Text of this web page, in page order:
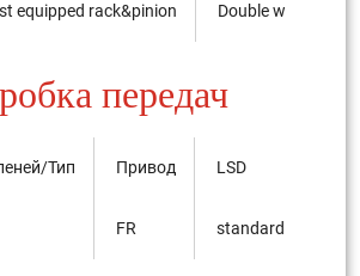
equipped rack&pinion Double wishbone
передач
Тип Привод
FR
LSD
standard